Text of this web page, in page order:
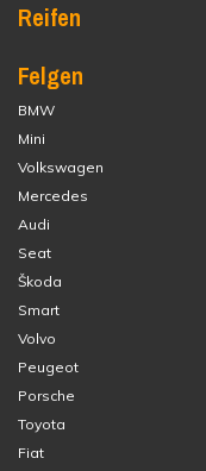
Reifen
Felgen
BMW
Mini
Volkswagen
Mercedes
Audi
Seat
Škoda
Smart
Volvo
Peugeot
Porsche
Toyota
Fiat